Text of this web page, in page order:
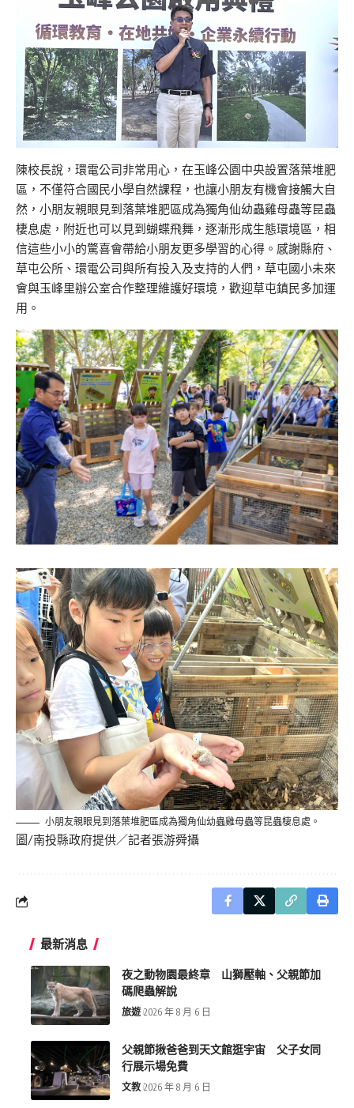
陳校長說，環電公司非常用心，在玉峰公園中央設置落葉堆肥
區，不僅符合國民小學自然課程，也讓小朋友有機會接觸大自
然，小朋友親眼見到落葉堆肥區成為獨角仙幼蟲雞母蟲等昆蟲
棲息處，附近也可以見到蝴蝶飛舞，逐漸形成生態環境區，相
信這些小小的驚喜會帶給小朋友更多學習的心得。感謝縣府、
草屯公所、環電公司與所有投入及支持的人們，草屯國小未來
會與玉峰里辦公室合作整理維護好環境，歡迎草屯鎮民多加運
用。
小朋友親眼見到落葉堆肥區成為獨角仙幼蟲雞母蟲等昆蟲棲息處。
圖/南投縣政府提供／記者張游舜攝
最新消息
夜之動物園最終章 山獅壓軸、父親節加
碼爬蟲解說
旅遊 2026 年 8 月 6 日
父親節揪爸爸到天文館逛宇宙 父子女同
行展示場免費
文教 2026 年 8 月 6 日